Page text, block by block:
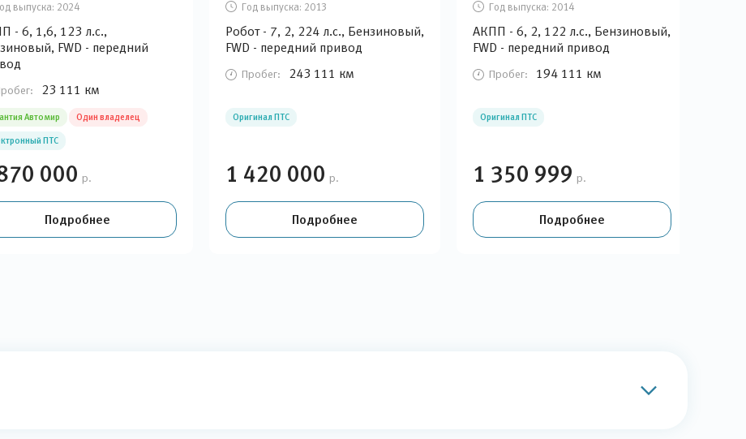
выпуска: 2024
- 6, 1,6, 123 л.с.,
FWD - передний
23 111 км
Автомир Один владелец
ПТС
000 р.
Подробнее
Год выпуска: 2013
Робот - 7, 2, 224 л.с., Бензиновый,
FWD - передний привод
Пробег: 243 111 км
Оригинал ПТС
1 420 000 р.
Подробнее
Год выпуска: 2014
АКПП - 6, 2, 122 л.с., Бензиновый,
FWD - передний привод
Пробег: 194 111 км
Оригинал ПТС
1 350 999 р.
Подробнее